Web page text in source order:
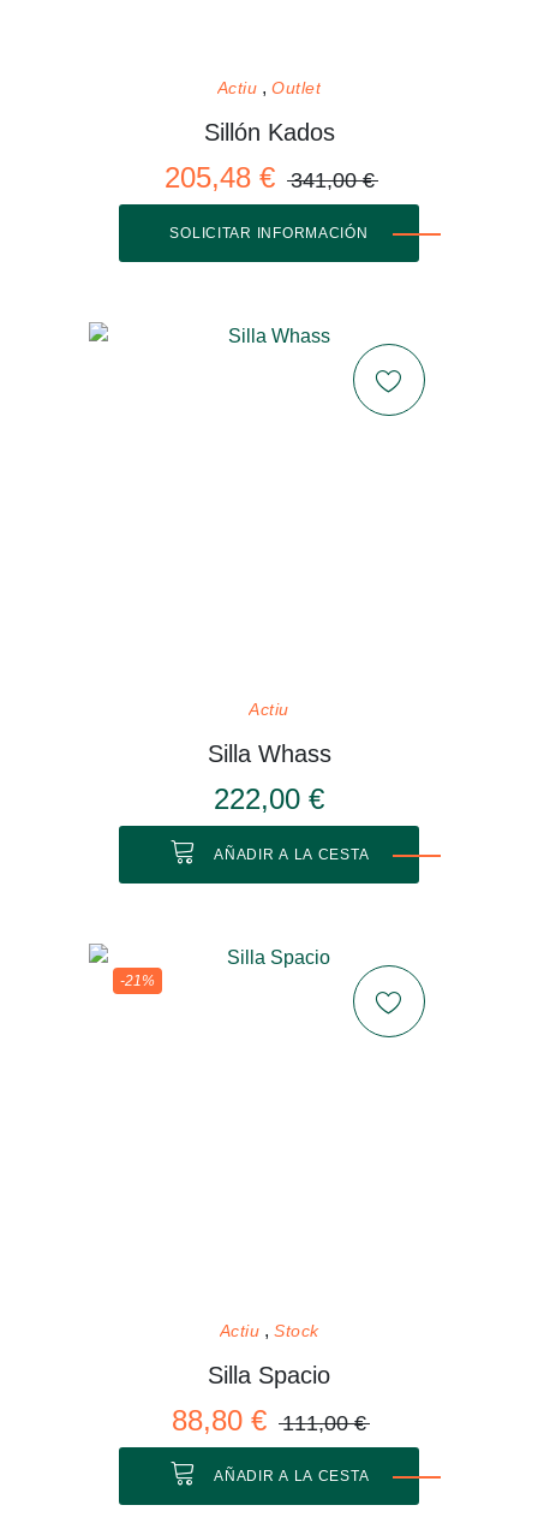
Actiu Outlet
Sillón Kados
205,48 € 341,00 €
SOLICITAR INFORMACIÓN
Actiu
Silla Whass
222,00 €
AÑADIR A LA CESTA
-21%
Actiu Stock
Silla Spacio
88,80 € 111,00 €
AÑADIR A LA CESTA